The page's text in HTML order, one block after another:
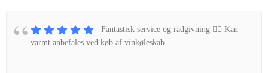
Fantastisk service og rådgivning 👌🏼 Kan
varmt anbefales ved køb af vinkøleskab.